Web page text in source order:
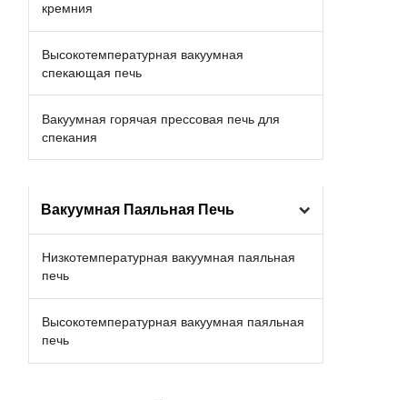
кремния
Высокотемпературная вакуумная
спекающая печь
Вакуумная горячая прессовая печь для
спекания
Вакуумная Паяльная Печь
Низкотемпературная вакуумная паяльная
печь
Высокотемпературная вакуумная паяльная
печь